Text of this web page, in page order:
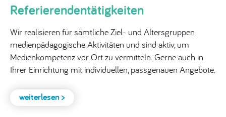
Jugend Medien Club
Die 12- bis 16-jährigen können Freitagnachmittags in
Referierendentätigkeiten
Wir realisieren für sämtliche Ziel- und Altersgruppen
medienpädagogische Aktivitäten und sind aktiv, um
Medienkompetenz vor Ort zu vermitteln. Gerne auch in
Ihrer Einrichtung mit individuellen, passgenauen Angebote.
weiterlesen >